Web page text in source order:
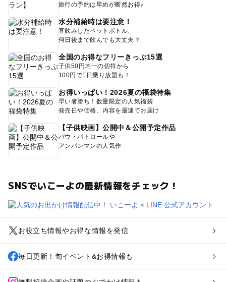
旅行の予約は早めが断然お得♪
水分補給時は要注意！
直飲みしたペットボトル、
何日後まで飲んでも大丈夫？
全国のお得なフリーきっぷ15選
子供50円均一の切符から
100円で1日乗り放題も！
お得いっぱい！2026夏の福袋特集
早い者勝ち！数量限定の人気福袋
発売日や価格、内容を最速でお届け
【子供映画】公開中＆公開予定作品
パウ・パトロールや
アンパンマンの人気作
SNSでいこーよの最新情報をチェック！
お役立ち情報やお得な情報を発信
毎日更新！旬イベント&お得情報も